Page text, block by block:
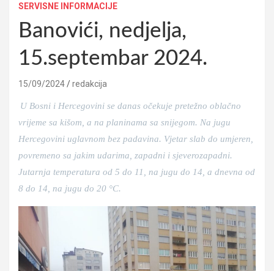
SERVISNE INFORMACIJE
Banovići, nedjelja,
15.septembar 2024.
15/09/2024 redakcija
U Bosni i Hercegovini se danas očekuje pretežno oblačno
vrijeme sa kišom, a na planinama sa snijegom. Na jugu
Hercegovini uglavnom bez padavina. Vjetar slab do umjeren,
povremeno sa jakim udarima, zapadni i sjeverozapadni.
Jutarnja temperatura od 5 do 11, na jugu do 14, a dnevna od
8 do 14, na jugu do 20 °C.